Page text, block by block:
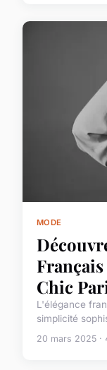
MODE
Chic
L'élégance
simplicité
20 mars 2025 ·